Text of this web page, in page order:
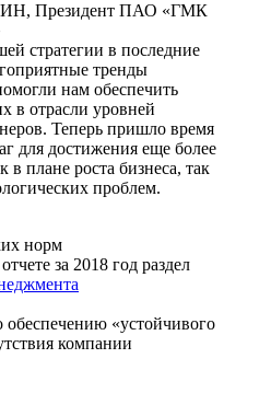
Президент ПАО «ГМК
стратегии в последние
тренды
нам обеспечить
в отрасли уровней
Теперь пришло время
для достижения еще более
в плане роста бизнеса, так
проблем.
норм
за 2018 год раздел
«устойчивого
компании